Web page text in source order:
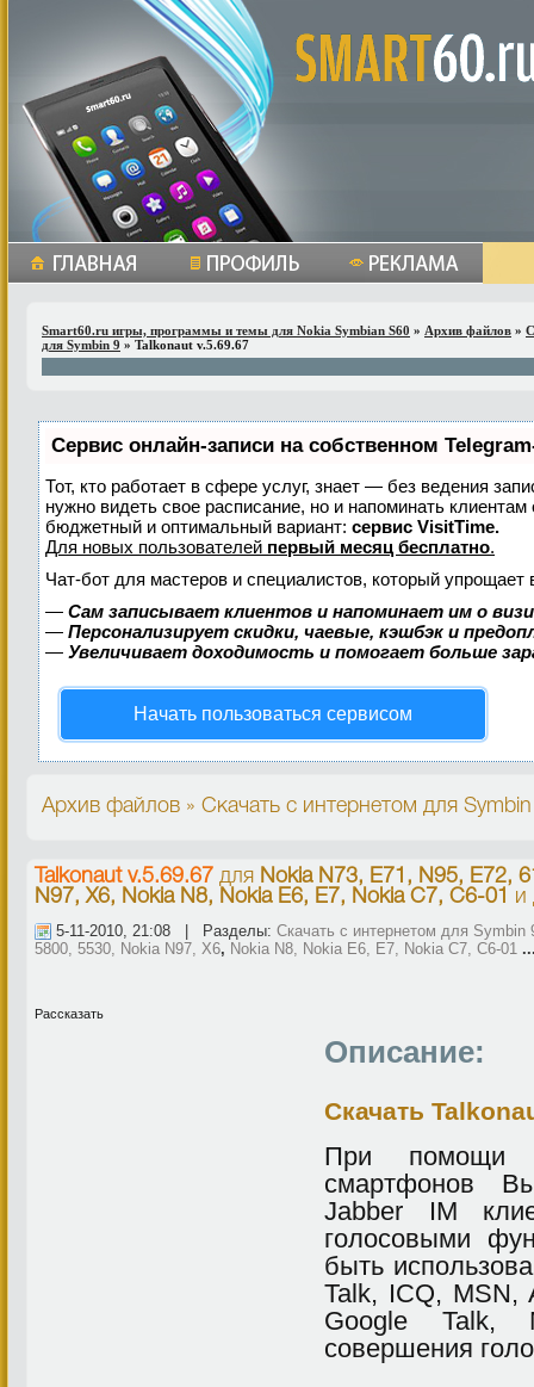
Smart60.ru игры, программы и темы для Nokia Symbian S60 » Архив файлов »
для Symbin 9 » Talkonaut v.5.69.67
Сервис онлайн-записи на собственном
Тот, кто работает в сфере услуг, знает — без ведения
нужно видеть свое расписание, но и напоминать
бюджетный и оптимальный вариант: сервис VisitTime.
Для новых пользователей первый месяц бесплатно.
Чат-бот для мастеров и специалистов, который упрощает
— Сам записывает клиентов и напоминает им о
— Персонализирует скидки, чаевые, кэшбэк и
— Увеличивает доходимость и помогает больше
Начать пользоваться сервисом
Архив файлов » Скачать с интернетом для
Talkonaut v.5.69.67 для Nokia N73, E71, N95, E72,
N97, X6, Nokia N8, Nokia E6, E7, Nokia C7, C6-01
и
5-11-2010, 21:08 | Разделы: Скачать с интернетом для Symbin
5800, 5530, Nokia N97, X6, Nokia N8, Nokia E6, E7, Nokia C7, C6-01
Рассказать
Описание:
Скачать
При помощи
смартфонов
Jabber IM
голосовыми
быть
Talk, ICQ, MSN,
Google Talk,
совершения